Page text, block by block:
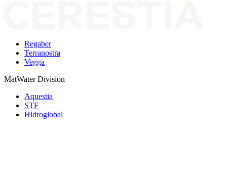
Regaber
Terranostra
Vegga
MatWater Division
Aquestia
STF
Hidroglobal